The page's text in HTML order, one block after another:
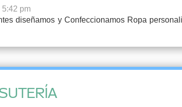
5:42 pm
diseñamos y Confeccionamos Ropa